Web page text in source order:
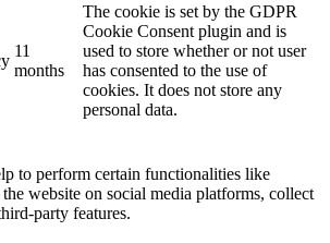
11
months
The cookie is set by the GDPR
Cookie Consent plugin and is
used to store whether or not user
has consented to the use of
cookies. It does not store any
personal data.
to perform certain functionalities like
website on social media platforms, collect
party features.